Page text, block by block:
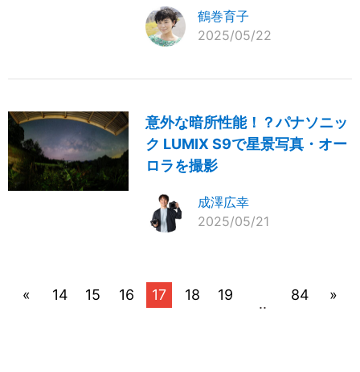
鶴巻育子
2025/05/22
意外な暗所性能！？パナソニッ
ク LUMIX S9で星景写真・オー
ロラを撮影
成澤広幸
2025/05/21
« 14 15 16 17 18 19 .. 84 »